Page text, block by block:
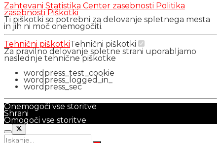
Zahtevani Statistika Center zasebnosti Politika
zasebnostiPiškotki
Ti piškotki so potrebni za delovanje spletnega mesta
in jih ni moč onemogočiti.
Tehnični piškotkiTehnični piškotki
Za pravilno delovanje spletne strani uporabljamo
naslednje tehnične piškotke
wordpress_test_cookie
wordpress_logged_in_
wordpress_sec
Onemogoči vse storitve
Shrani
Omogoči vse storitve